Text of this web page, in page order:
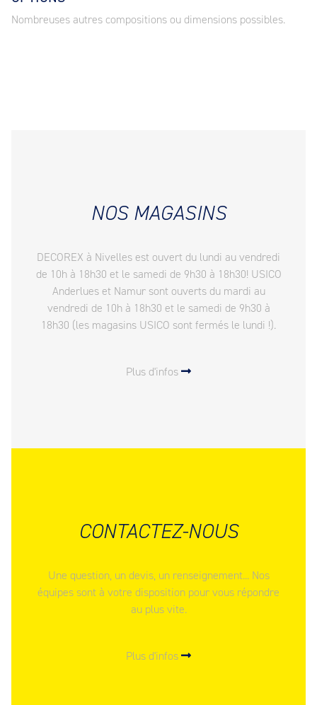
Nombreuses autres compositions ou dimensions possibles.
NOS MAGASINS
DECOREX à Nivelles est ouvert du lundi au vendredi
de 10h à 18h30 et le samedi de 9h30 à 18h30! USICO
Anderlues et Namur sont ouverts du mardi au
vendredi de 10h à 18h30 et le samedi de 9h30 à
18h30 (les magasins USICO sont fermés le lundi !).
Plus d'infos
CONTACTEZ-NOUS
Une question, un devis, un renseignement... Nos
équipes sont à votre disposition pour vous répondre
au plus vite.
Plus d'infos